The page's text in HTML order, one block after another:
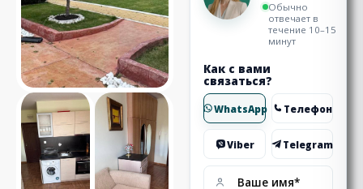
Обычно
отвечает в
течение 10–15
минут
Как с вами
связаться?
WhatsApp Телефон
Viber Telegram